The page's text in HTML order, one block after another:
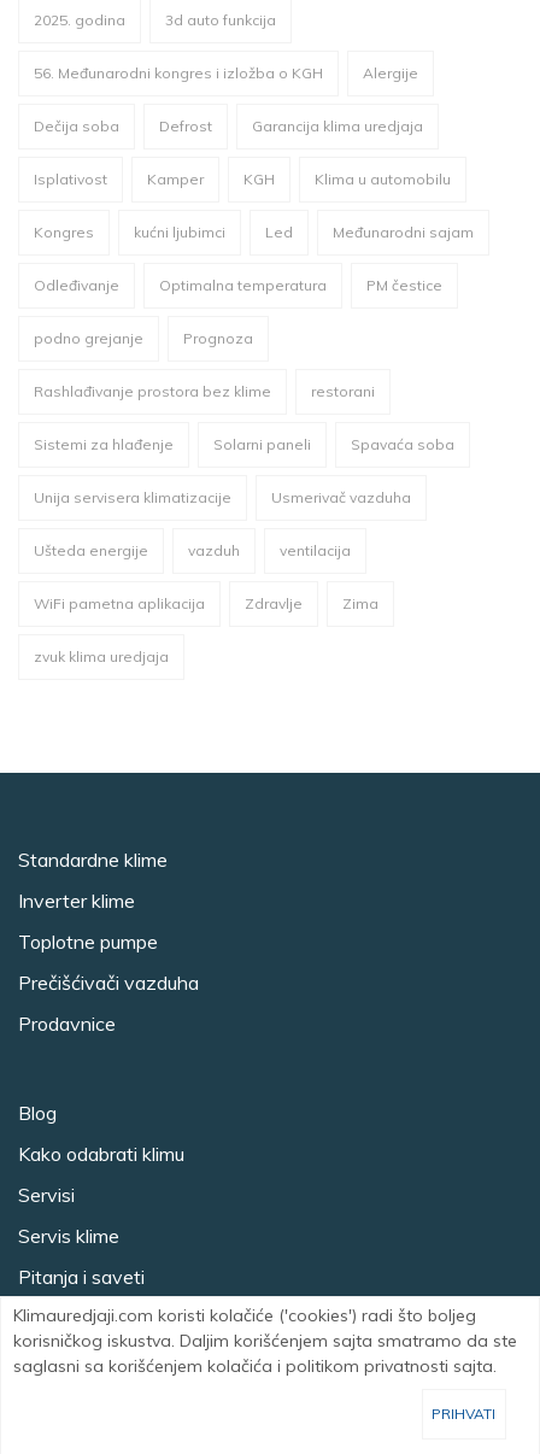
2025. godina 3d auto funkcija
56. Međunarodni kongres i izložba o KGH Alergije
Dečija soba Defrost Garancija klima uredjaja
Isplativost Kamper KGH Klima u automobilu
Kongres kućni ljubimci Led Međunarodni sajam
Odleđivanje Optimalna temperatura PM čestice
podno grejanje Prognoza
Rashlađivanje prostora bez klime restorani
Sistemi za hlađenje Solarni paneli Spavaća soba
Unija servisera klimatizacije Usmerivač vazduha
Ušteda energije vazduh ventilacija
WiFi pametna aplikacija Zdravlje Zima
zvuk klima uredjaja
Klimauredjaji.com koristi kolačiće ('cookies') radi što boljeg
korisničkog iskustva. Daljim korišćenjem sajta smatramo da ste
saglasni sa korišćenjem kolačića i politikom privatnosti sajta.
PRIHVATI
Standardne klime
Inverter klime
Toplotne pumpe
Prečišćivači vazduha
Prodavnice
Blog
Kako odabrati klimu
Servisi
Servis klime
Pitanja i saveti
Marketing |Kontakt